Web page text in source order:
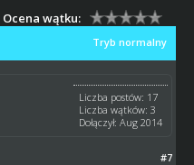
Ocena wątku:
Tryb normalny
Liczba postów: 17
Liczba wątków: 3
Dołączył: Aug 2014
#7